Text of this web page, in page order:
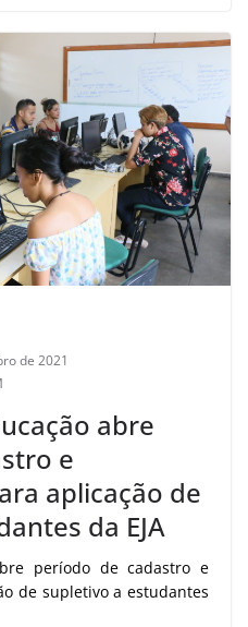
de 2021
abre
e
aplicação de
da EJA
período de cadastro e
de supletivo a estudantes